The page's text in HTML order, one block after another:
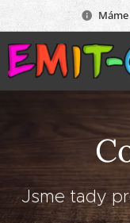
Jsme tady